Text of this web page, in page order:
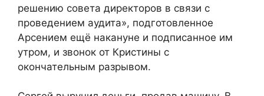
решению совета директоров в связи с
проведением аудита», подготовленное
Арсением ещё накануне и подписанное им
утром, и звонок от Кристины с
окончательным разрывом.